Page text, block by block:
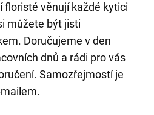
floristé věnují každé kytici
můžete být jisti
Doručujeme v den
dnů a rádi pro vás
Samozřejmostí je